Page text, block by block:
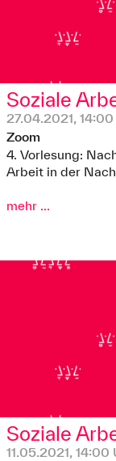
Soziale
27.04.2021,
Zoom
4. Vorlesung:
Arbeit in der
mehr ...
Soziale
11.05.2021, 14:00